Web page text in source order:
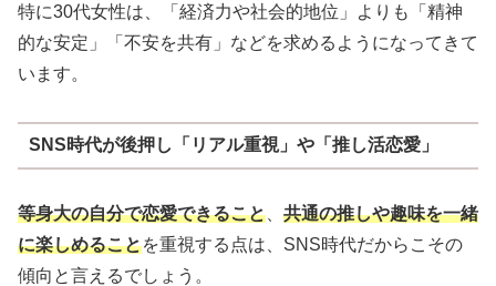
特に30代女性は、「経済力や社会的地位」よりも「精神
的な安定」「不安を共有」などを求めるようになってきて
います。
SNS時代が後押し「リアル重視」や「推し活恋愛」
等身大の自分で恋愛できること
共通の推しや趣味を一緒
に楽しめることを重視する点は、SNS時代だからこその
傾向と言えるでしょう。